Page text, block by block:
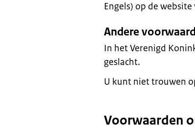
Engels) op de
Andere
In het Verenigd
geslacht.
U kunt niet trouwen
Voorwaarden